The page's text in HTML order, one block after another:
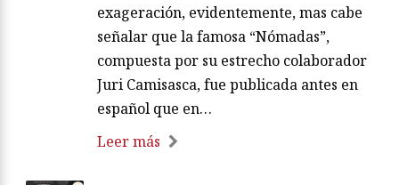
exageración, evidentemente, mas cabe
señalar que la famosa “Nómadas”,
compuesta por su estrecho colaborador
Juri Camisasca, fue publicada antes en
español que en…
Leer más